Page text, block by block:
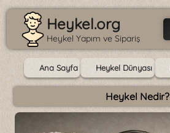
Heykel.org
Heykel Yapım ve Sipariş
Ana Sayfa Heykel Dünyası
Heykel Nedir?